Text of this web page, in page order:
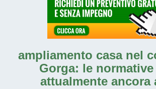
ampliamento casa nel
Gorga: le
attualmente ancora